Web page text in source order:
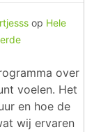
op Hele
over
voelen. Het
en hoe de
wij ervaren